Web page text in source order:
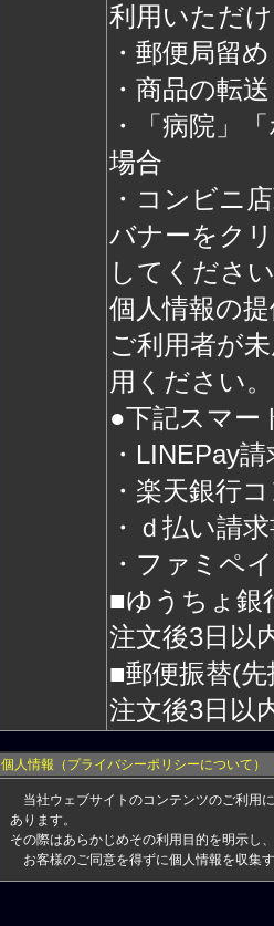
利用いただ
・郵便局留
・商品の転送
・「病院」
場合
・コンビニ
バナーをク
してくださ
個人情報の
ご利用者が
用ください。
●下記スマー
・LINEPay
・楽天銀行
・ｄ払い請
・ファミペ
■ゆうちょ銀
注文後3日以
■郵便振替(
注文後3日以
個人情報（プライバシーポリシーについて）
当社ウェブサイトのコンテンツのご利用
あります。
その際はあらかじめその利用目的を明示し
お客様のご同意を得ずに個人情報を収集